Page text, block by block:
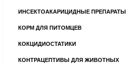
ИНСЕКТОАКАРИЦИДНЫЕ ПРЕПАРАТЫ
КОРМ ДЛЯ ПИТОМЦЕВ
КОКЦИДИОСТАТИКИ
КОНТРАЦЕПТИВЫ ДЛЯ ЖИВОТНЫХ